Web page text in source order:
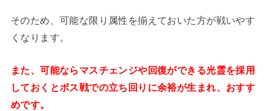
そのため、可能な限り属性を揃えておいた方が戦いやす
くなります。
また、可能ならマスチェンジや回復ができる光霊を採用
しておくとボス戦での立ち回りに余裕が生まれ、おすす
めです。